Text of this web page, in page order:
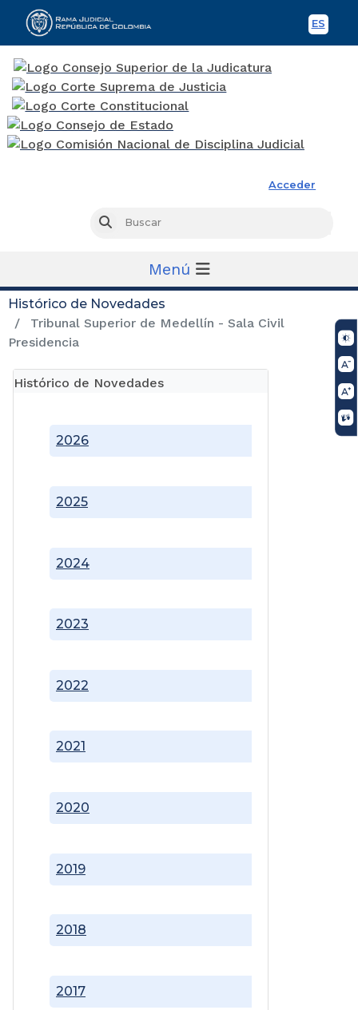
ES
Acceder
Buscar
Menú
Histórico de Novedades
Tribunal Superior de Medellín - Sala Civil
Presidencia
Histórico de Novedades
2017
2018
2019
2020
2021
2022
2023
2024
2025
2026